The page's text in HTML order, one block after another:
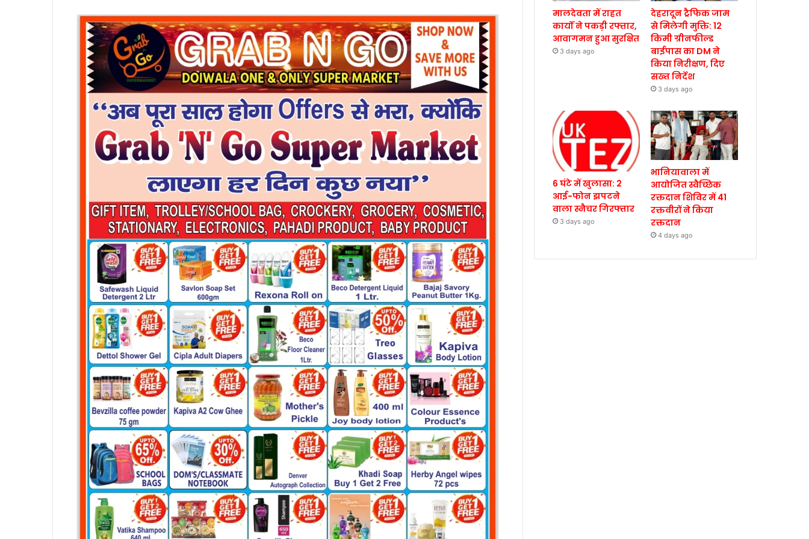
मालदेवता में राहत
कार्यों ने पकड़ी रफ्तार,
आवागमन हुआ सुरक्षित
3 days ago
देहरादून ट्रैफिक जाम
से मिलेगी मुक्ति: 12
किमी ग्रीनफील्ड
बाईपास का DM ने
किया निरीक्षण, दिए
सख्त निर्देश
3 days ago
6 घंटे में खुलासा: 2
आई-फोन झपटने
वाला स्नैचर गिरफ्तार
3 days ago
भानियावाला में
आयोजित स्वैच्छिक
रक्तदान शिविर में 41
रक्तवीरों ने किया
रक्तदान
4 days ago